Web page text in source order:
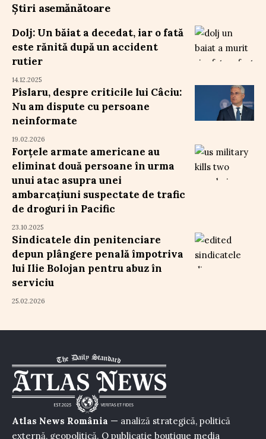
Știri asemănătoare
Dolj: Un băiat a decedat, iar o fată
este rănită după un accident
rutier
14.12.2025
Pîslaru, despre criticile lui Câciu:
Nu am dispute cu persoane
neinformate
19.02.2026
Forțele armate americane au
eliminat două persoane în urma
unui atac asupra unei
ambarcațiuni suspectate de trafic
de droguri în Pacific
23.10.2025
Sindicatele din penitenciare
depun plângere penală împotriva
lui Ilie Bolojan pentru abuz în
serviciu
25.02.2026
Atlas News România — analiză strategică, politică
externă, geopolitică. O publicație boutique media